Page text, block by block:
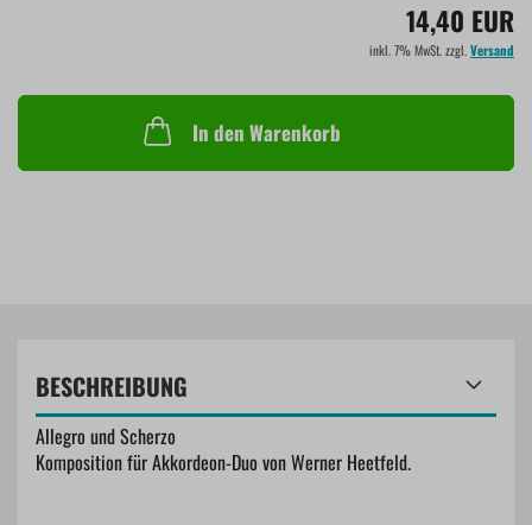
14,40 EUR
inkl. 7% MwSt. zzgl.Versand
In den Warenkorb
BESCHREIBUNG
Allegro und Scherzo
Komposition für Akkordeon-Duo von Werner Heetfeld.